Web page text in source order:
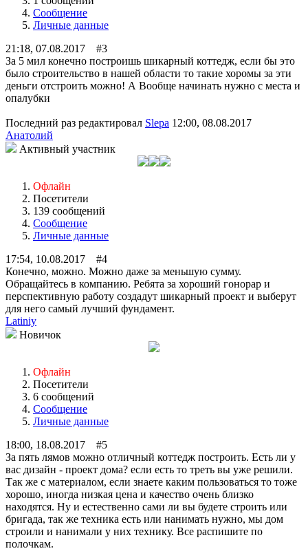
Сообщение
Личные данные
21:18, 07.08.2017 #3
За 5 мил конечно построишь шикарный коттедж, если бы это
было строительство в нашей области то такие хоромы за эти
деньги отстроить можно! А Вообще начинать нужно с места и
опалубки
Последний раз редактировал Slepa 12:00, 08.08.2017
Анатолий
Активный участник
Офлайн
Посетители
139 сообщений
Сообщение
Личные данные
17:54, 10.08.2017 #4
Конечно, можно. Можно даже за меньшую сумму.
Обращайтесь в компанию. Ребята за хороший гонорар и
перспективную работу создадут шикарный проект и выберут
для него самый лучший фундамент.
Latiniy
Новичок
Офлайн
Посетители
6 сообщений
Сообщение
Личные данные
18:00, 18.08.2017 #5
За пять лямов можно отличный коттедж построить. Есть ли у
вас дизайн - проект дома? если есть то треть вы уже решили.
Так же с материалом, если знаете каким пользоваться то тоже
хорошо, иногда низкая цена и качество очень близко
находятся. Ну и естественно сами ли вы будете строить или
бригада, так же техника есть или нанимать нужно, мы дом
строили и нанимали у них технику. Все распишите по
полочкам.